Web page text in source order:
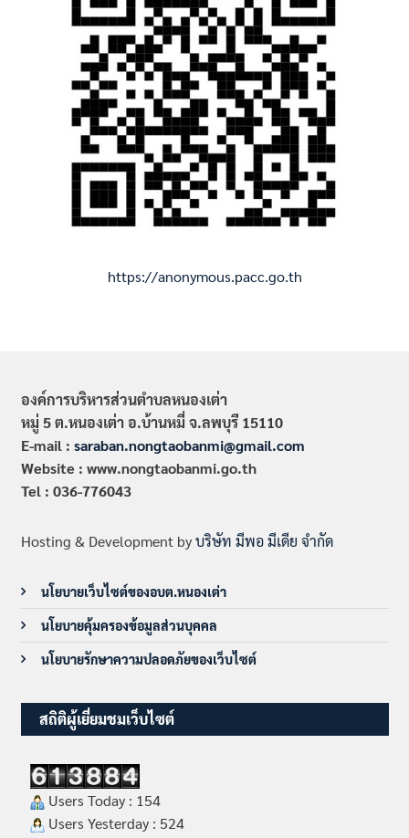
https://anonymous.pacc.go.th
องค์การบริหารส่วนตำบลหนองเต่า
หมู่ 5 ต.หนองเต่า อ.บ้านหมี่ จ.ลพบุรี 15110
E-mail : saraban.nongtaobanmi@gmail.com
Website : www.nongtaobanmi.go.th
Tel : 036-776043
Hosting & Development byบริษัท มีพอ มีเดีย จำกัด
นโยบายเว็บไซต์ของอบต.หนองเต่า
นโยบายคุ้มครองข้อมูลส่วนบุคคล
นโยบายรักษาความปลอดภัยของเว็บไซต์
สถิติผู้เยี่ยมชมเว็บไซต์
Users Today : 154
Users Yesterday : 524